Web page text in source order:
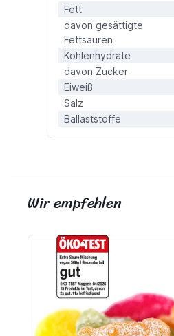
Fett
davon gesättigte
Fettsäuren
Kohlenhydrate
davon Zucker
Eiweiß
Salz
Ballaststoffe
Wir empfehlen